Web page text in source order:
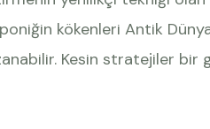
kökenleri Antik
Kesin stratejiler